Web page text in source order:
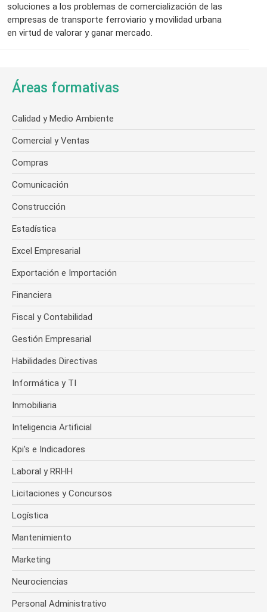
soluciones a los problemas de comercialización de las
empresas de transporte ferroviario y movilidad urbana
en virtud de valorar y ganar mercado.
Áreas formativas
Calidad y Medio Ambiente
Comercial y Ventas
Compras
Comunicación
Construcción
Estadística
Excel Empresarial
Exportación e Importación
Financiera
Fiscal y Contabilidad
Gestión Empresarial
Habilidades Directivas
Informática y TI
Inmobiliaria
Inteligencia Artificial
Kpi's e Indicadores
Laboral y RRHH
Licitaciones y Concursos
Logística
Mantenimiento
Marketing
Neurociencias
Personal Administrativo